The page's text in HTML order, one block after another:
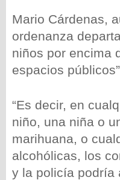
Mario Cárdenas,
ordenanza
niños por encima
espacios
“Es decir, en
niño, una niña o
marihuana, o
alcohólicas, los
y la policía podría
wp-